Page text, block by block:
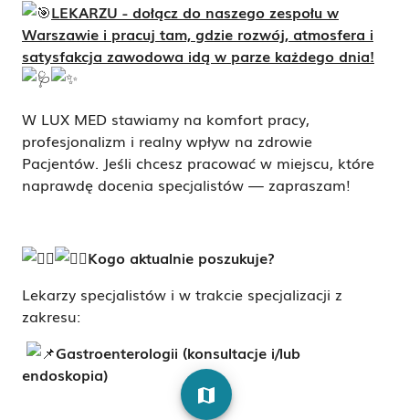
LEKARZU - dołącz do naszego zespołu w
Warszawie i pracuj tam, gdzie rozwój, atmosfera i
satysfakcja zawodowa idą w parze każdego dnia!
W LUX MED stawiamy na komfort pracy,
profesjonalizm i realny wpływ na zdrowie
Pacjentów. Jeśli chcesz pracować w miejscu, które
naprawdę docenia specjalistów — zapraszam!
Kogo aktualnie poszukuje?
Lekarzy specjalistów i w trakcie specjalizacji z
zakresu:
Gastroenterologii (konsultacje i/lub
endoskopia)
map